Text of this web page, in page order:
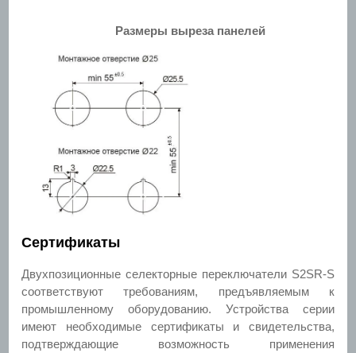
Размеры выреза панелей
Сертификаты
Двухпозиционные селекторные переключатели S2SR-S
соответствуют требованиям, предъявляемым к
промышленному оборудованию. Устройства серии
имеют необходимые сертификаты и свидетельства,
подтверждающие возможность применения